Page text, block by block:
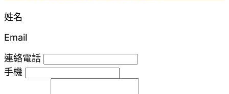
姓名
Email
連絡電話
手機